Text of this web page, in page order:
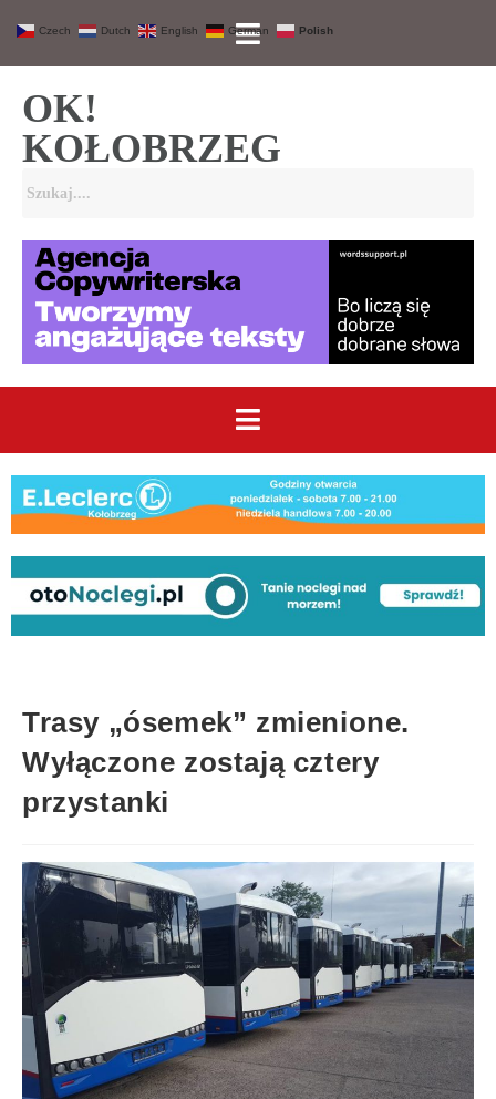
OK!
KOŁOBRZEG
Trasy „ósemek” zmienione.
Wyłączone zostają cztery
przystanki
Czech Dutch English German Polish